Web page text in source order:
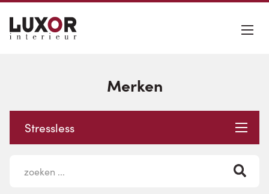
Merken
Stressless